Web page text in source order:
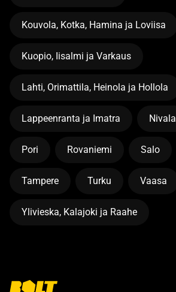
Kouvola, Kotka, Hamina ja Loviisa
Kuopio, Iisalmi ja Varkaus
Lahti, Orimattila, Heinola ja Hollola
Lappeenranta ja Imatra Nivala
Pori Rovaniemi Salo
Tampere Turku Vaasa
Ylivieska, Kalajoki ja Raahe